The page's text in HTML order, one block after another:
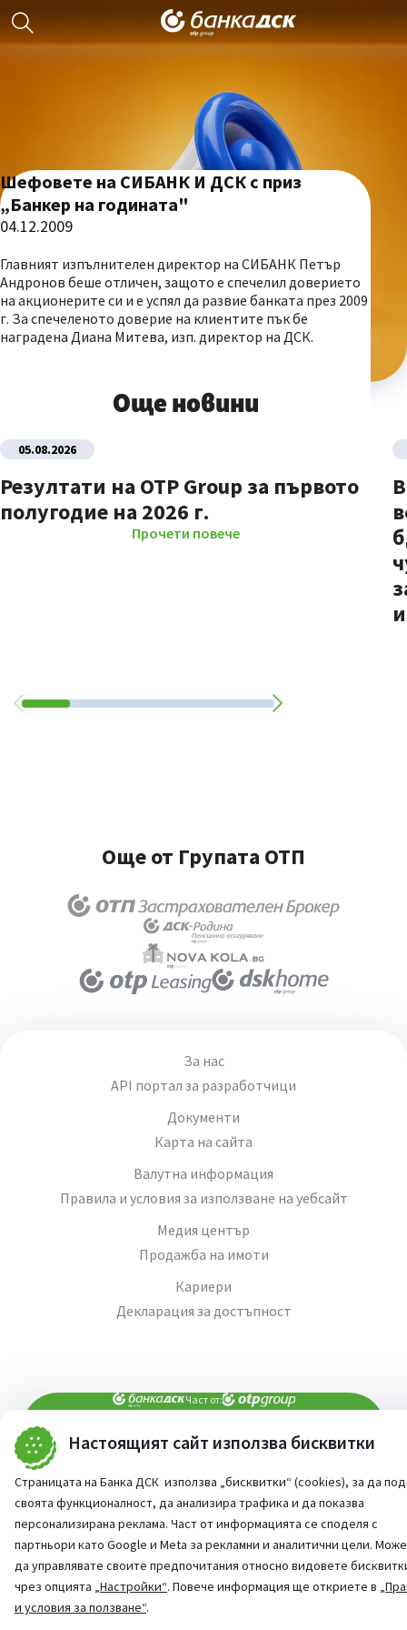
Настоящият сайт използва бисквитки
Страницата на Банка ДСК използва „бисквитки“ (cookies), за да
своята функционалност, да анализира трафика и да показва
персонализирана реклама. Част от информацията се споделя с
партньори като Google и Meta за рекламни и аналитични цели.
да управлявате своите предпочитания относно видовете
чрез опцията „Настройки“. Повече информация ще откриете в
и условия за ползване“.
Шефовете на СИБАНК И ДСК с приз
„Банкер на годината"
04.12.2009
Главният изпълнителен директор на СИБАНК Петър
Андронов беше отличен, защото е спечелил доверието
на акционерите си и е успял да развие банката през 2009
г. За спечеленото доверие на клиентите пък бе
наградена Диана Митева, изп. директор на ДСК.
Още новини
05.08.2026
Резултати на OTP Group за първото
полугодие на 2026 г.
Прочети повече
Още от Групата ОТП
За нас
API портал за разработчици
Документи
Карта на сайта
Валутна информация
Правила и условия за използване на уебсайт
Медия център
Продажба на имоти
Кариери
Декларация за достъпност
Част от:
При въпроси -
©2026 Всички права запазени
Сайт от: StudioX